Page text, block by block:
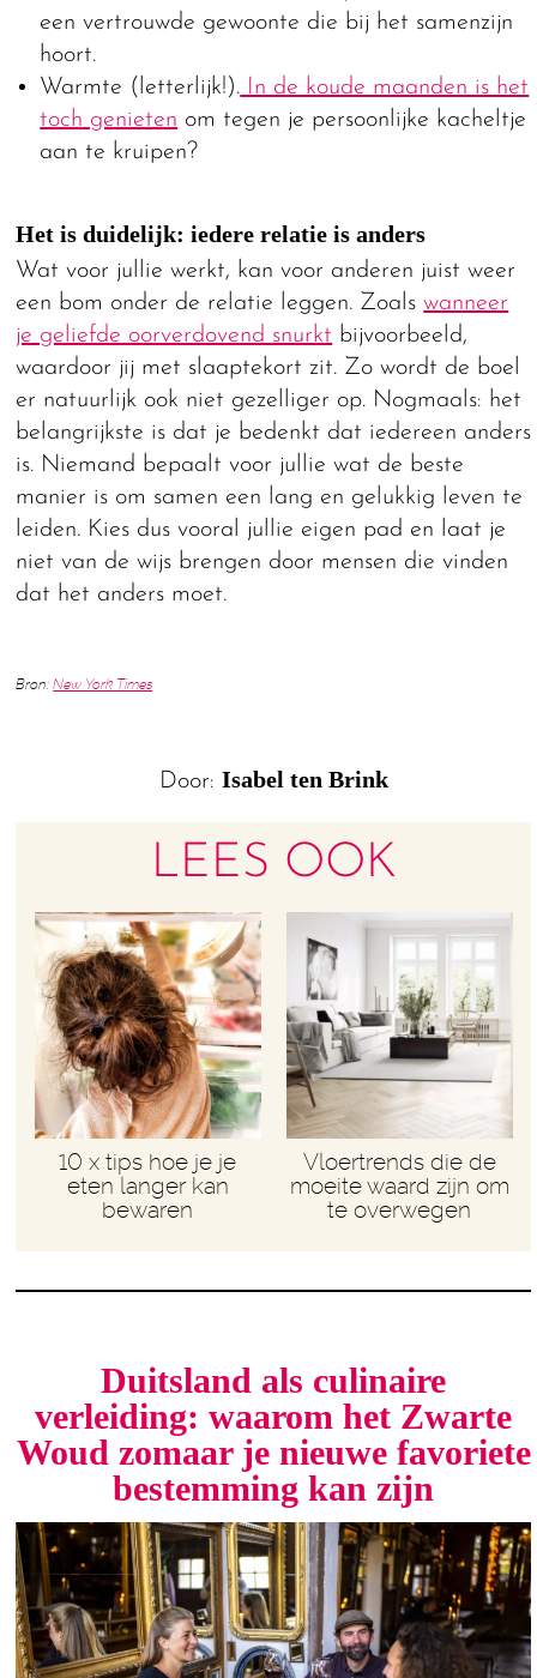
een vertrouwde gewoonte die bij het samenzijn
hoort.
Warmte (letterlijk!). In de koude maanden is het
toch genieten om tegen je persoonlijke kacheltje
aan te kruipen?
Het is duidelijk: iedere relatie is anders
Wat voor jullie werkt, kan voor anderen juist weer
een bom onder de relatie leggen. Zoalswanneer
je geliefde oorverdovend snurkt bijvoorbeeld,
waardoor jij met slaaptekort zit. Zo wordt de boel
er natuurlijk ook niet gezelliger op. Nogmaals: het
belangrijkste is dat je bedenkt dat iedereen anders
is. Niemand bepaalt voor jullie wat de beste
manier is om samen een lang en gelukkig leven te
leiden. Kies dus vooral jullie eigen pad en laat je
niet van de wijs brengen door mensen die vinden
dat het anders moet.
Bron:New York Times
Door: Isabel ten Brink
LEES OOK
10 x tips hoe je je
eten langer kan
bewaren
Vloertrends die de
moeite waard zijn om
te overwegen
Duitsland als culinaire
verleiding: waarom het Zwarte
Woud zomaar je nieuwe favoriete
bestemming kan zijn